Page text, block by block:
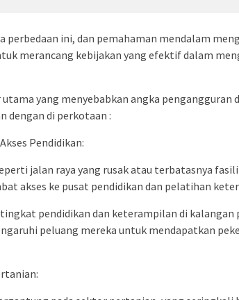
ini, dan pemahaman mendalam
merancang kebijakan yang efektif dalam
yang menyebabkan angka pengangguran
dengan di perkotaan :
Pendidikan:
jalan raya yang rusak atau terbatasnya
akses ke pusat pendidikan dan pelatihan
pendidikan dan keterampilan di kalangan
peluang mereka untuk mendapatkan